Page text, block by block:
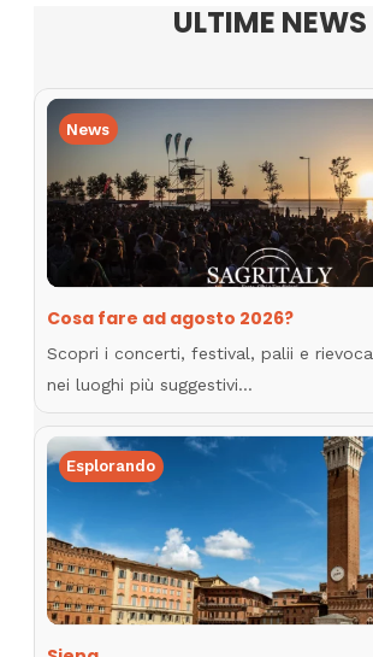
ULTIME NEWS
News
Cosa fare ad agosto 2026?
Scopri i concerti, festival, palii e
nei luoghi più suggestivi…
Esplorando